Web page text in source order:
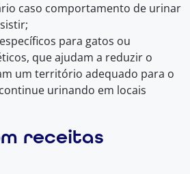
caso comportamento de urinar
para gatos ou
que ajudam a reduzir o
um território adequado para o
urinando em locais
receitas